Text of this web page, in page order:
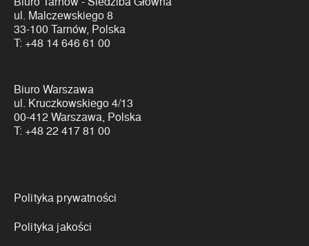
ul. Malczewskiego 8
33-100 Tarnów, Polska
T: +48 14 646 61 00
Biuro Warszawa
ul. Kruczkowskiego 4/13
00-412 Warszawa, Polska
T: +48 22 417 81 00
Linki
Polityka prywatności
Polityka jakości